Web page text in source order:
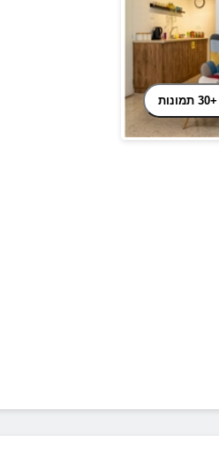
+30 תמונות